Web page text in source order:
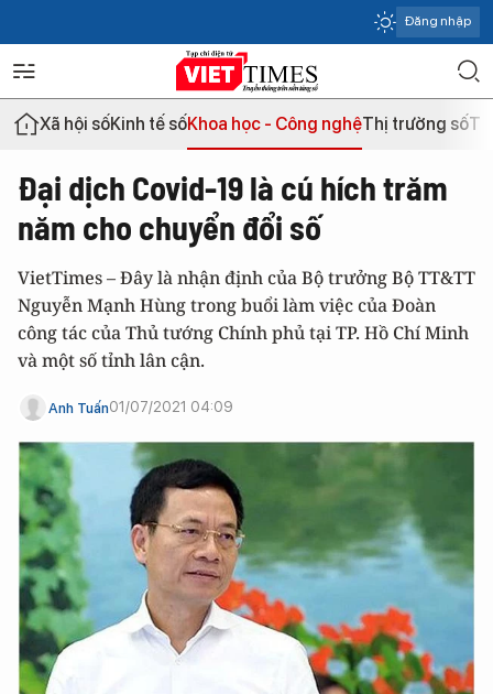
Đăng nhập
Xã hội sốKinh tế sốKhoa học - Công nghệThị trường số
Đại dịch Covid-19 là cú hích trăm
năm cho chuyển đổi số
VietTimes – Đây là nhận định của Bộ trưởng Bộ TT&TT
Nguyễn Mạnh Hùng trong buổi làm việc của Đoàn
công tác của Thủ tướng Chính phủ tại TP. Hồ Chí Minh
và một số tỉnh lân cận.
Anh Tuấn01/07/2021 04:09